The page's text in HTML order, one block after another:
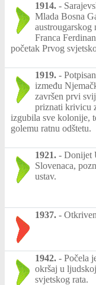
1914. -
Mlada Bosna
austrougarskog
Franca
početak Prvog
1919. -
između
završen prvi
priznati krivicu
izgubila sve kolonije,
golemu ratnu odštetu.
1921. - Donijet
Slovenaca,
ustav.
1937. -
1942. - Počela
okršaj u
svjetskog rata.